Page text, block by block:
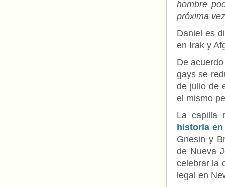
hombre
próxima
Daniel es
en Irak y
De
gays se
de julio de
el mismo
La capilla
historia
Gnesin y
de Nueva
celebrar la
legal en